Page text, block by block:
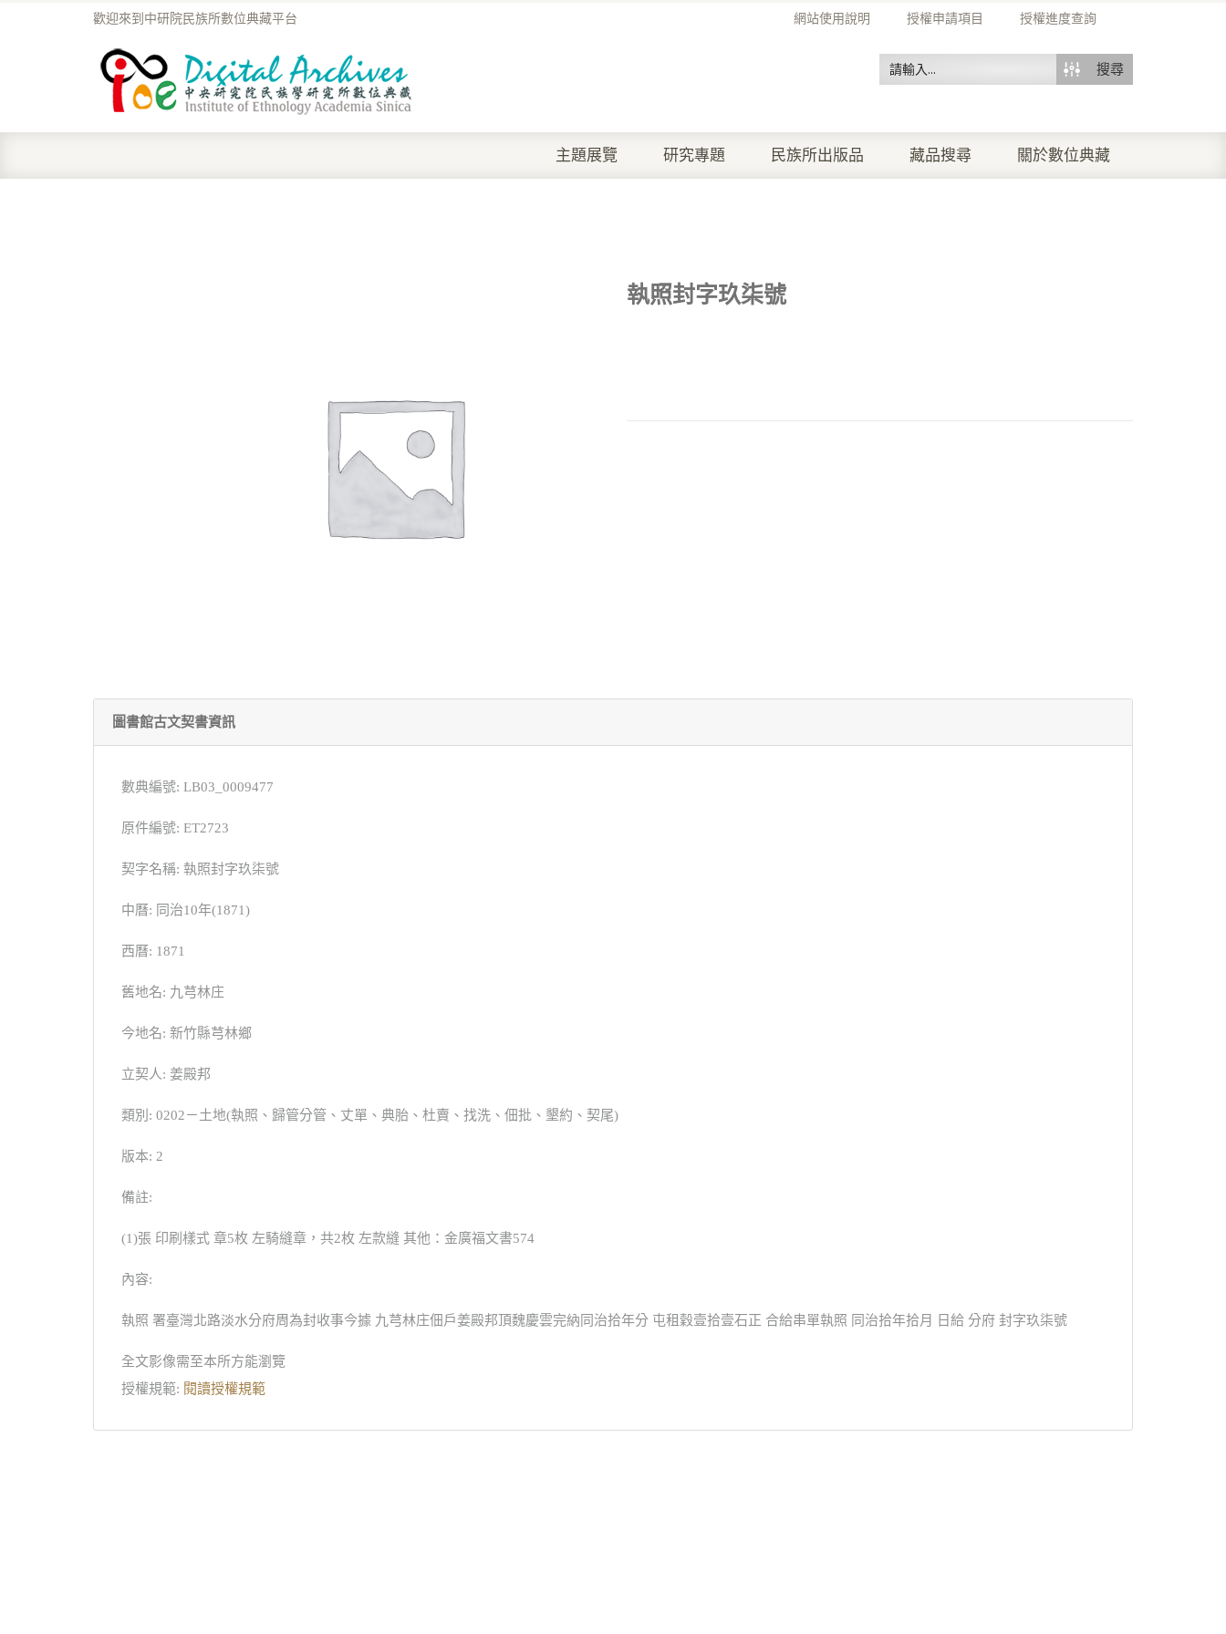
網站使用說明 授權申請項目 授權進度查詢
歡迎來到中研院民族所數位典藏平台
搜尋
主題展覽 研究專題 民族所出版品 藏品搜尋 關於數位典藏
執照封字玖柒號
圖書館古文契書資訊
數典編號: LB03_0009477
原件編號: ET2723
契字名稱: 執照封字玖柒號
中曆: 同治10年(1871)
西曆: 1871
舊地名: 九芎林庄
今地名: 新竹縣芎林鄉
立契人: 姜殿邦
類別: 0202－土地(執照、歸管分管、丈單、典胎、杜賣、找洗、佃批、墾約、契尾)
版本: 2
備註:
(1)張 印刷樣式 章5枚 左騎縫章，共2枚 左款縫 其他：金廣福文書574
內容:
執照 署臺灣北路淡水分府周為封收事今據 九芎林庄佃戶姜殿邦頂魏慶雲完納同治拾年分 屯租穀壹拾壹石正 合給串單執照 同治拾年拾月 日給 分府 封字玖柒號
全文影像需至本所方能瀏覽
授權規範: 閱讀授權規範